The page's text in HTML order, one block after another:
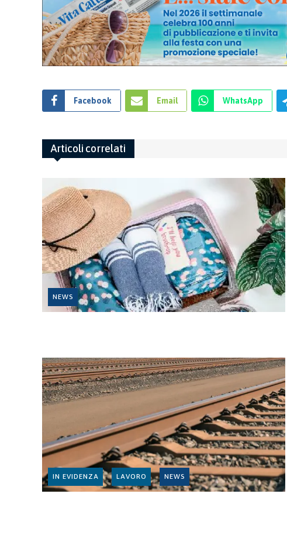
Facebook Email WhatsApp
Articoli correlati
NEWS
IN EVIDENZA LAVORO NEWS